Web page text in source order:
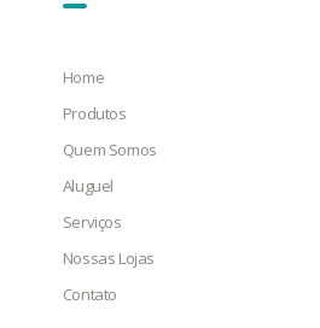
Home
Produtos
Quem Somos
Aluguel
Serviços
Nossas Lojas
Contato